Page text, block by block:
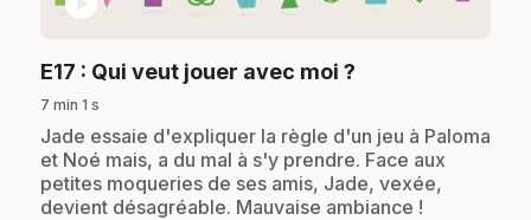
E17 : Qui veut jouer avec moi ?
7 min 1 s
.Jade essaie d'expliquer la règle d'un jeu à Paloma
et Noé mais, a du mal à s'y prendre. Face aux
petites moqueries de ses amis, Jade, vexée,
devient désagréable. Mauvaise ambiance !